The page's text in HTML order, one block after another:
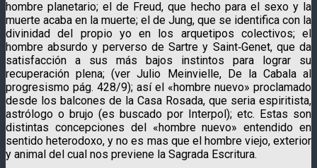
hombre planetario; el de Freud, que hecho para el sexo y la
muerte acaba en la muerte; el de Jung, que se identifica con la
divinidad del propio yo en los arquetipos colectivos; el
hombre absurdo y perverso de Sartre y Saint‑Genet, que da
satisfacción a sus más bajos instintos para lograr su
recuperación plena; (ver Julio Meinvielle, De la Cabala al
progresismo pág. 428/9); así el «hombre nuevo» proclamado
desde los balcones de la Casa Rosada, que seria espiritista,
astrólogo o brujo (es buscado por Interpol); etc. Estas son
distintas concepciones del «hombre nuevo» entendido en
sentido heterodoxo, y no es mas que el hombre viejo, exterior
y animal del cual nos previene la Sagrada Escritura.